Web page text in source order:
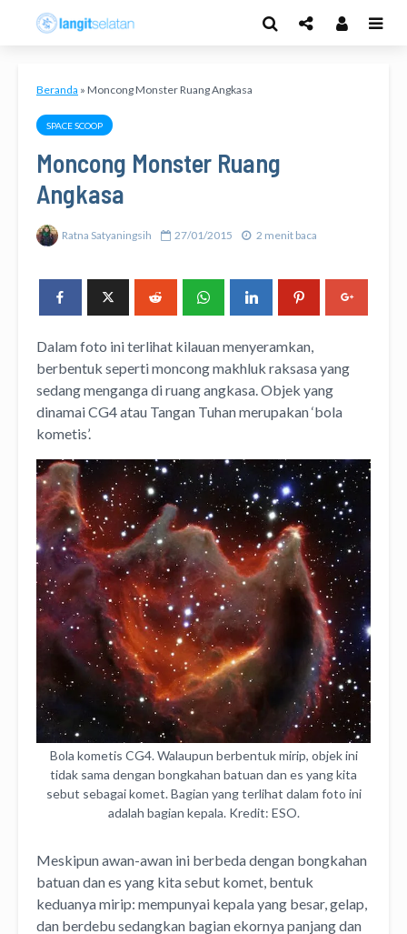
Beranda » Moncong Monster Ruang Angkasa
SPACE SCOOP
Moncong Monster Ruang
Angkasa
Ratna Satyaningsih 27/01/2015 2 menit baca
Dalam foto ini terlihat kilauan menyeramkan,
berbentuk seperti moncong makhluk raksasa yang
sedang menganga di ruang angkasa. Objek yang
dinamai CG4 atau Tangan Tuhan merupakan ‘bola
kometis’.
Bola kometis CG4. Walaupun berbentuk mirip, objek ini
tidak sama dengan bongkahan batuan dan es yang kita
sebut sebagai komet. Bagian yang terlihat dalam foto ini
adalah bagian kepala. Kredit: ESO.
Meskipun awan-awan ini berbeda dengan bongkahan
batuan dan es yang kita sebut komet, bentuk
keduanya mirip: mempunyai kepala yang besar, gelap,
dan berdebu sedangkan bagian ekornya panjang dan